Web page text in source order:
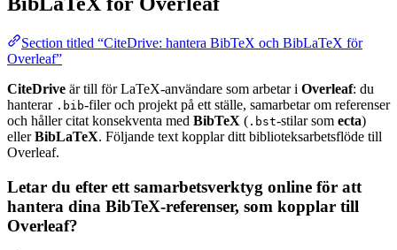
Section titled “CiteDrive: hantera BibTeX och BibLaTeX för
Overleaf”
CiteDrive är till för LaTeX-användare som arbetar i Overleaf: du
hanterar .bib-filer och projekt på ett ställe, samarbetar om referenser
och håller citat konsekventa med BibTeX ( .bst-stilar som ecta)
ellerBibLaTeX. Följande text kopplar ditt biblioteksarbetsflöde till
Overleaf.
Letar du efter ett samarbetsverktyg online för att
hantera dina BibTeX-referenser, som kopplar till
Overleaf?